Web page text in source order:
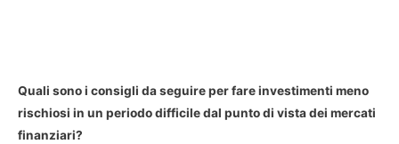
Quali sono i consigli da seguire per fare investimenti meno
rischiosi in un periodo difficile dal punto di vista dei mercati
finanziari?